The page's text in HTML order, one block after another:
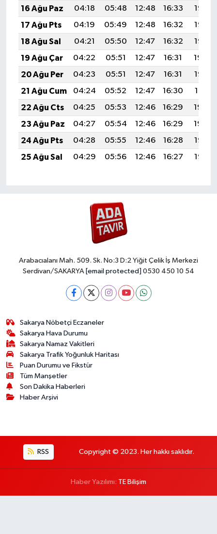
16 Ağu Paz
04:18 05:48 12:48 16:33
19:38
17 Ağu Pts
04:19 05:49 12:48 16:32
19:37
18 Ağu Sal
04:21 05:50 12:47 16:32
19:35
19 Ağu Çar
04:22 05:51 12:47 16:31
19:34
20 Ağu Per
04:23 05:51 12:47 16:31
19:33
21 Ağu Cum
04:24 05:52 12:47 16:30
19:31
22 Ağu Cts
04:25 05:53 12:46 16:29
19:30
23 Ağu Paz
04:27 05:54 12:46 16:29
19:29
24 Ağu Pts
04:28 05:55 12:46 16:28
19:27
25 Ağu Sal
04:29 05:56 12:46 16:27 19:26
Arabacıalanı Mah. 509. Sk. No:3 D:2 Yiğit Çelik İş Merkezi
Serdivan/SAKARYA [email protected] 0530 450 10 54
Sakarya Nöbetçi Eczaneler
Sakarya Hava Durumu
Sakarya Namaz Vakitleri
Sakarya Trafik Yoğunluk Haritası
Puan Durumu ve Fikstür
Tüm Manşetler
Son Dakika Haberleri
Haber Arşivi
RSS Copyright © 2023. Her hakkı saklıdır.
Haber Yazılımı: TE Bilişim